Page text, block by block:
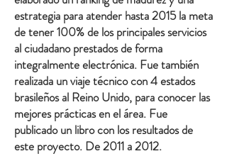
estrategia para atender hasta 2015 la meta
de tener 100% de los principales servicios
al ciudadano prestados de forma
integralmente electrónica. Fue también
realizada un viaje técnico con 4 estados
brasileños al Reino Unido, para conocer las
mejores prácticas en el área. Fue
publicado un libro con los resultados de
este proyecto. De 2011 a 2012.